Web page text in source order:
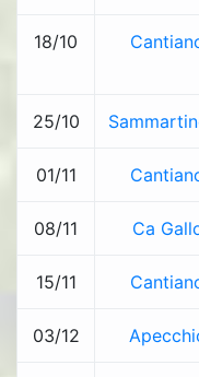
18/10
25/10
01/11
08/11 Ca
15/11
03/12